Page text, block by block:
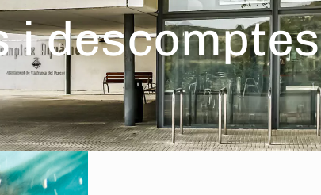
descomptes